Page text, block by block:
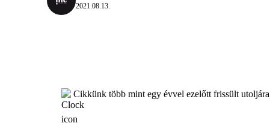
2021.08.13.
Cikkünk több mint egy évvel ezelőtt frissült